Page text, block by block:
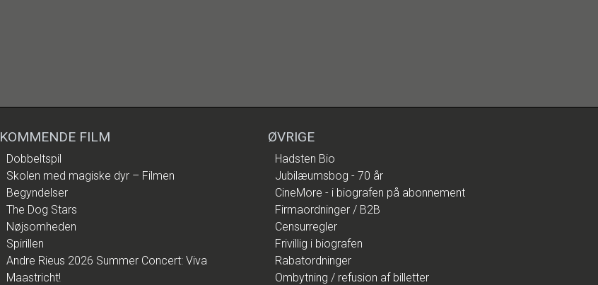
KOMMENDE FILM
Dobbeltspil
Skolen med magiske dyr – Filmen
Begyndelser
The Dog Stars
Nøjsomheden
Spirillen
Andre Rieus 2026 Summer Concert: Viva
Maastricht!
ØVRIGE
Hadsten Bio
Jubilæumsbog - 70 år
CineMore - i biografen på abonnement
Firmaordninger / B2B
Censurregler
Frivillig i biografen
Rabatordninger
Ombytning / refusion af billetter